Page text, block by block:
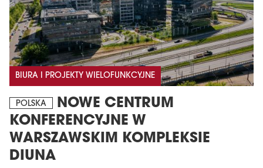
BIURA I PROJEKTY WIELOFUNKCYJNE
POLSKA
NOWE CENTRUM
KONFERENCYJNE W
WARSZAWSKIM KOMPLEKSIE
DIUNA